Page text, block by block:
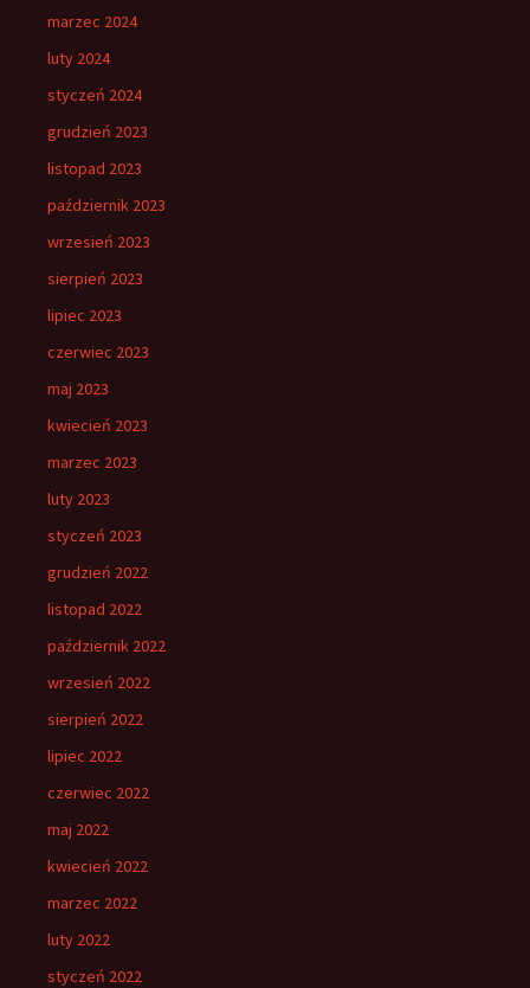
marzec 2024
luty 2024
styczeń 2024
grudzień 2023
listopad 2023
październik 2023
wrzesień 2023
sierpień 2023
lipiec 2023
czerwiec 2023
maj 2023
kwiecień 2023
marzec 2023
luty 2023
styczeń 2023
grudzień 2022
listopad 2022
październik 2022
wrzesień 2022
sierpień 2022
lipiec 2022
czerwiec 2022
maj 2022
kwiecień 2022
marzec 2022
luty 2022
styczeń 2022